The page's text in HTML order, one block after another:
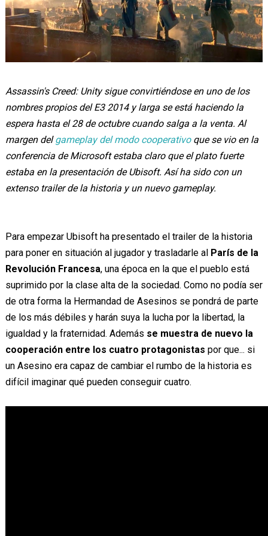
Assassin's Creed: Unity sigue convirtiéndose en uno de los
nombres propios del E3 2014 y larga se está haciendo la
espera hasta el 28 de octubre cuando salga a la venta. Al
margen delgameplay del modo cooperativoque se vio en la
conferencia de Microsoft estaba claro que el plato fuerte
estaba en la presentación de Ubisoft. Así ha sido con un
extenso trailer de la historia y un nuevo gameplay.
Para empezar Ubisoft ha presentado el trailer de la historia
para poner en situación al jugador y trasladarle al París de la
Revolución Francesa, una época en la que el pueblo está
suprimido por la clase alta de la sociedad. Como no podía ser
de otra forma la Hermandad de Asesinos se pondrá de parte
de los más débiles y harán suya la lucha por la libertad, la
igualdad y la fraternidad. Además se muestra de nuevo la
cooperación entre los cuatro protagonistas por que... si
un Asesino era capaz de cambiar el rumbo de la historia es
difícil imaginar qué pueden conseguir cuatro.